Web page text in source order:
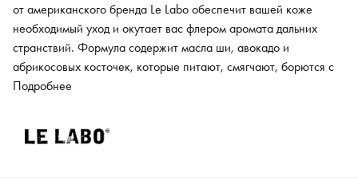
от американского бренда Le Labo обеспечит вашей коже
необходимый уход и окутает вас флером аромата дальних
странствий. Формула содержит масла ши, авокадо и
абрикосовых косточек, которые питают, смягчают, борются с
шелушением и деликатно увлажняют. Комплекс
повышает эластичность и омолаживает. Масла канолы,
сафлора и сладкого миндаля стимулируют регенеративные
Подробнее